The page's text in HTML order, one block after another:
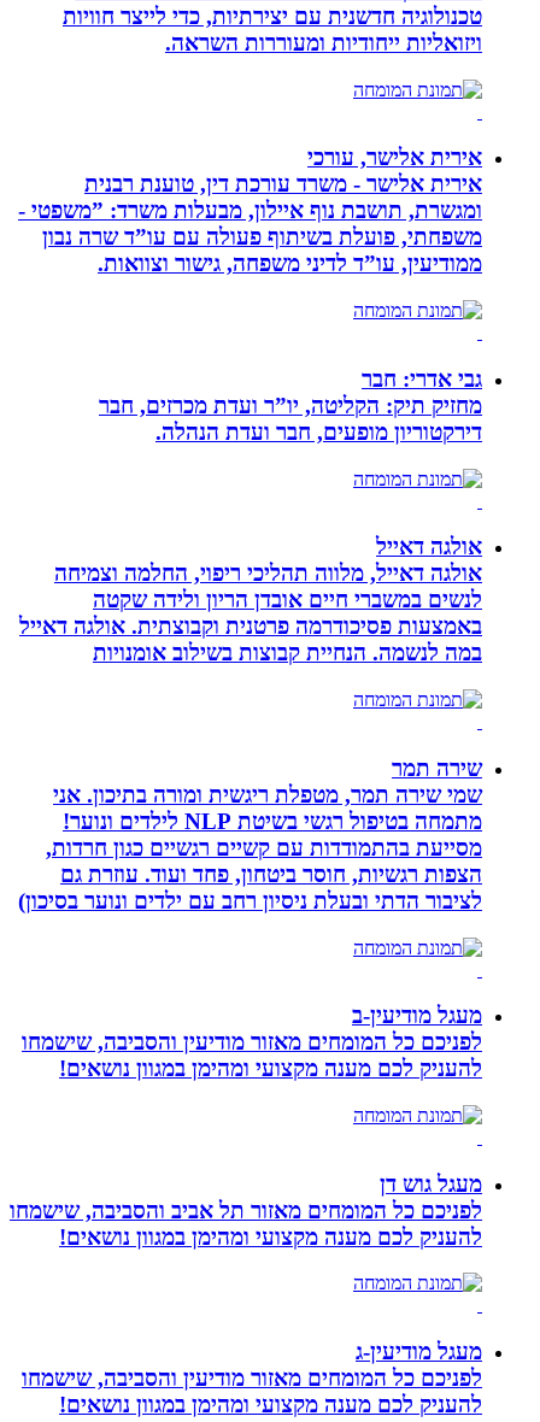
טכנולוגיה חדשנית עם יצירתיות, כדי לייצר חוויות
ויזואליות ייחודיות ומעוררות השראה.
אירית אלישר, עורכי
אירית אלישר - משרד עורכת דין, טוענת רבנית
ומגשרת, תושבת נוף איילון, מבעלות משרד: ”משפטי -
משפחתי, פועלת בשיתוף פעולה עם עו”ד שרה נבון
ממודיעין, עו”ד לדיני משפחה, גישור וצוואות.
גבי אדרי: חבר
מחזיק תיק: הקליטה, יו”ר ועדת מכרזים, חבר
דירקטוריון מופעים, חבר ועדת הנהלה.
אולגה דאייל
אולגה דאייל, מלווה תהליכי ריפוי, החלמה וצמיחה
לנשים במשברי חיים אובדן הריון ולידה שקטה
באמצעות פסיכודרמה פרטנית וקבוצתית. אולגה דאייל
במה לנשמה. ‏הנחיית קבוצות בשילוב אומנויות‏
שירה תמר
שמי שירה תמר, מטפלת ריגשית ומורה בתיכון. אני
מתמחה בטיפול רגשי בשיטת NLP לילדים ונוער!
מסייעת בהתמודדות עם קשיים רגשיים כגון חרדות,
הצפות רגשיות, חוסר ביטחון, פחד ועוד. עוזרת גם
לציבור הדתי ובעלת ניסיון רחב עם ילדים ונוער בסיכון)
מעגל מודיעין-ב
לפניכם כל המומחים מאזור מודיעין והסביבה, שישמחו
להעניק לכם מענה מקצועי ומהימן במגוון נושאים!
מעגל גוש דן
לפניכם כל המומחים מאזור תל אביב והסביבה, שישמחו
להעניק לכם מענה מקצועי ומהימן במגוון נושאים!
מעגל מודיעין-ג
לפניכם כל המומחים מאזור מודיעין והסביבה, שישמחו
להעניק לכם מענה מקצועי ומהימן במגוון נושאים!